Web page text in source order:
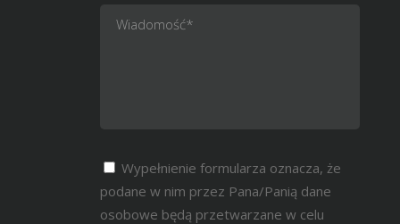
Wypełnienie formularza oznacza, że
podane w nim przez Pana/Panią dane
osobowe będą przetwarzane w celu